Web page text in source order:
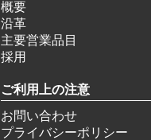
概要
沿革
主要営業品目
採用
ご利用上の注意
お問い合わせ
プライバシーポリシー